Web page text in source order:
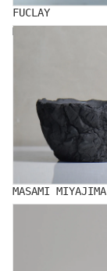
FUCLAY
MASAMI MIYAJIMA
MASAMI MIYAJIMA